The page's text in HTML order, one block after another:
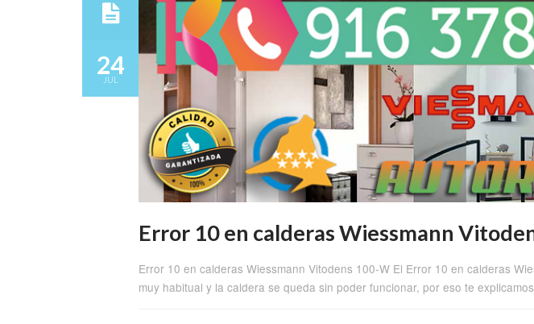
24
JUL
Error 10 en calderas Wiessmann
Error 10 en calderas Wiessmann Vitodens 100-W El Error 10 en calderas
muy habitual y la caldera se queda sin poder funcionar, por eso te